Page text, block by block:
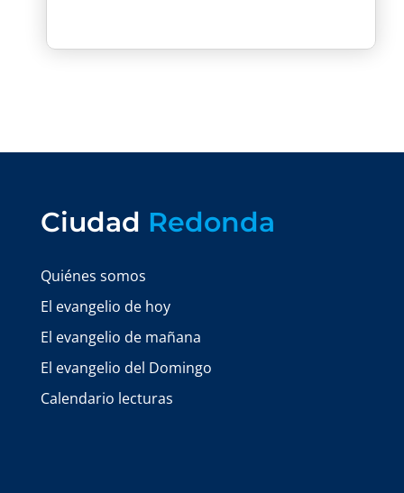
Ciudad Redonda
Quiénes somos
El evangelio de hoy
El evangelio de mañana
El evangelio del Domingo
Calendario lecturas